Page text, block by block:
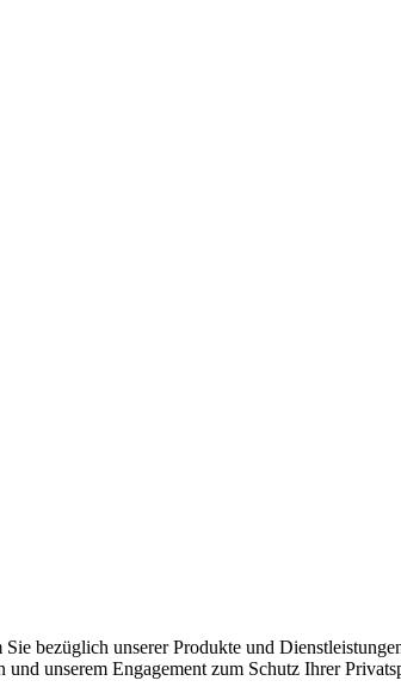
bezüglich unserer Produkte und
unserem Engagement zum Schutz Ihrer